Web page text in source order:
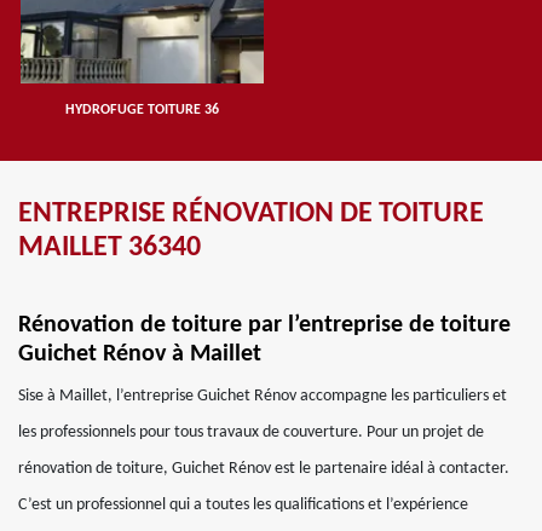
HYDROFUGE TOITURE 36
ENTREPRISE RÉNOVATION DE TOITURE
MAILLET 36340
Rénovation de toiture par l’entreprise de toiture
Guichet Rénov à Maillet
Sise à Maillet, l’entreprise Guichet Rénov accompagne les particuliers et
les professionnels pour tous travaux de couverture. Pour un projet de
rénovation de toiture, Guichet Rénov est le partenaire idéal à contacter.
C’est un professionnel qui a toutes les qualifications et l’expérience